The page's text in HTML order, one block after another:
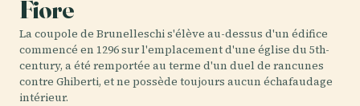
Fiore
La coupole de Brunelleschi s'élève au-dessus d'un édifice
commencé en 1296 sur l'emplacement d'une église du 5th-
century, a été remportée au terme d'un duel de rancunes
contre Ghiberti, et ne possède toujours aucun échafaudage
intérieur.